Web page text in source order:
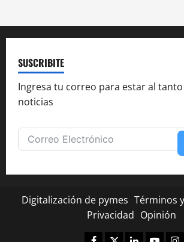
SUSCRIBITE
Ingresa tu correo para estar al
noticias
Digitalización de pymes Términos
Privacidad Opinión
Facebook
TwitterLinkedinYoutube